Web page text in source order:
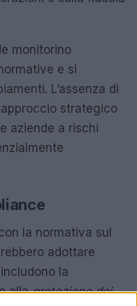
monitorino
e si
L’assenza di
strategico
aziende a rischi
la normativa sul
adottare
la
allaprotezione dei